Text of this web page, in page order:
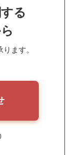
る
ます。